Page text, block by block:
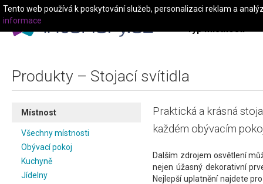
Typ místnosti
Produkty – Stojací svítidla
Místnost
Všechny místnosti
Obývací pokoj
Kuchyně
Jídelny
Praktická a krásná
každém obývacím
Dalším zdrojem osvětlení
nejen úžasný dekorativní
Nejlepší uplatnění najdete
Tento web používá k poskytování služeb, personalizaci reklam a
informace